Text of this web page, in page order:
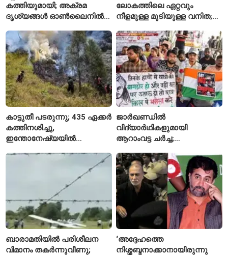
കത്തിയുമായി; അക്രമ
ദൃശ്യങ്ങൾ ഓൺലൈനിൽ
കൗമാരക്കാരൻ
ലോകത്തിലെ ഏറ്റവും
നീളമുള്ള മുടിയുള്ള വനിത;
കാട്ടുതീ പടരുന്നു; 435 ഏക്കർ
കത്തിനശിച്ചു,
ഇന്തോനേഷ്യയിൽ
ജാർഖണ്ഡിൽ
വിദ്യാർഥികളുമായി
ആറാംവട്ട ചർച്ച;
ദിവസത്തിലേക്ക്
ബാരാമതിയിൽ പരിശീലന
വിമാനം തകർന്നുവീണു;
‘അദ്ദേഹത്തെ
നിശ്ശബ്ദനാക്കാനായിരുന്നു